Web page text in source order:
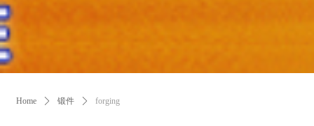
Home ꄲ 锻件 ꄲ forging